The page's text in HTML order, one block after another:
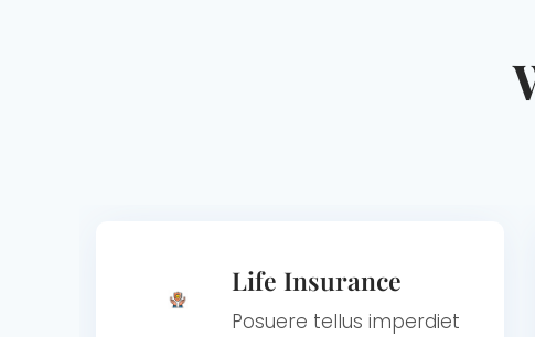
Life Insurance
Posuere tellus imperdiet